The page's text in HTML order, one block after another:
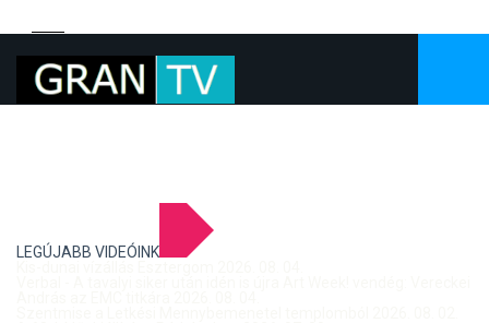
LEGÚJABB VIDEÓINK